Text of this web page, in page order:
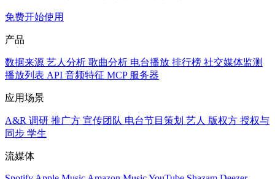
免费开始使用
产品
数据来源 艺人分析 歌曲分析 电台播放 排行榜 社交媒体监测
播放列表 API 音频特征 MCP 服务器
应用场景
A&R 调研 推广方 宣传团队 电台节目策划 艺人 版权方 授权与
同步 学生
流媒体